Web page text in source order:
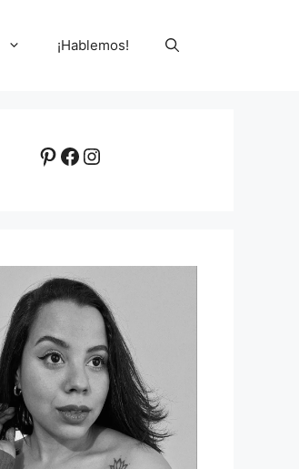
¡Hablemos!
Pinterest
Facebook
Instagram